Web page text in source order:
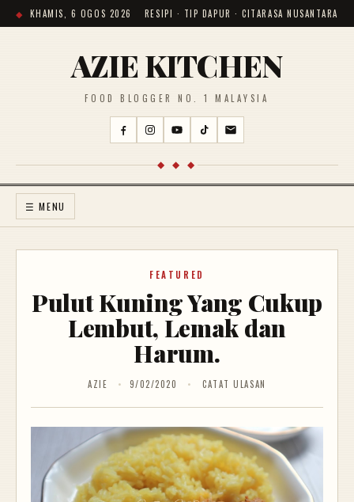
KHAMIS, 6 OGOS 2026 RESIPI · TIP DAPUR · CITARASA NUSANTARA
AZIE KITCHEN
FOOD BLOGGER NO. 1 MALAYSIA
◆ ◆ ◆
☰ MENU
FEATURED
Pulut Kuning Yang Cukup
Lembut, Lemak dan
Harum.
AZIE 9/02/2020 CATAT ULASAN